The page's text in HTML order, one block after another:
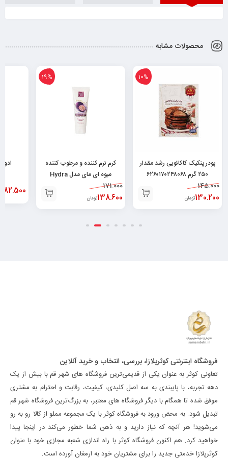
محصولات مشابه
10%
پودر پنکیک کاکائویی رشد مقدار
۲۵۰ گرم ۶۲۶۰۱۷۰۲۴۸۰۶۸
145.000
130.200تومان
19%
کرم نرم کننده و مرطوب کننده
میوه ای مای مدل Hydra
لیتر۶۲۶۰۴۸۲۵۲۱۳۷۸
171.000
138.600تومان
82.500
فروشگاه اینترنتی کوثرپلازا، بررسی، انتخاب و خرید آنلاین
تعاونی کوثر به عنوان یکی از قدیمی‌ترین فروشگاه های شهر قم با بیش از یک
دهه تجربه، با پایبندی به سه اصل کلیدی، کیفیت، رقابت و احترام به مشتری
موفق شده تا همگام با دیگر فروشگاه های معتبر، به بزرگ‌ترین فروشگاه شهر قم
تبدیل شود. به محض ورود به فروشگاه کوثر با یک مجموعه مملو از کالا رو به رو
می‌شوید! هر آنچه که نیاز دارید و به ذهن شما خطور می‌کند در اینجا پیدا
خواهید کرد. هم اکنون فروشگاه کوثر با راه اندازی شعبه مجازی خود با عنوان
کوثرپلازا خدمتی جدید را برای مشتریان خود به ارمغان آورده است.